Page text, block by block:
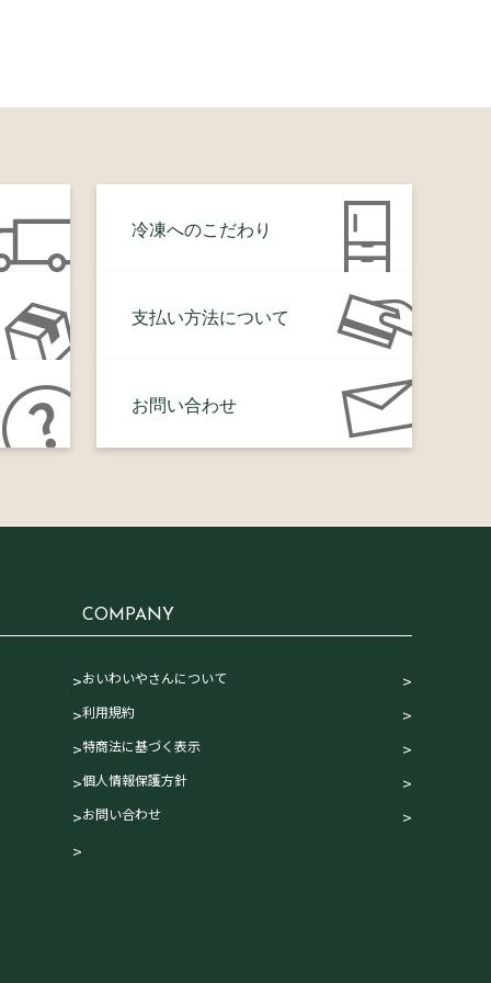
冷凍へのこだわり
支払い方法について
お問い合わせ
COMPANY
おいわいやさんについて
利用規約
特商法に基づく表示
個人情報保護方針
お問い合わせ